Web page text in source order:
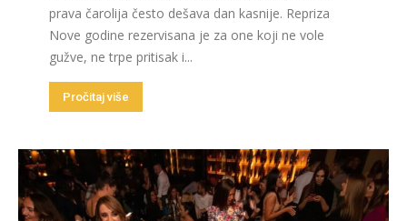
prava čarolija često dešava dan kasnije. Repriza
Nove godine rezervisana je za one koji ne vole
gužve, ne trpe pritisak i...
Pročitaj više